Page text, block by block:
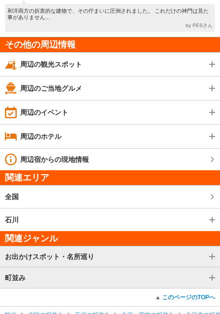
和洋両方の折衷的な建物で、その佇まいに圧倒されました。 これだけの神門は見た
事がありません...
by PESさん
その他の周辺情報
周辺の観光スポット
周辺のご当地グルメ
周辺のイベント
周辺のホテル
周辺宿からの現地情報
関連エリア
全国
石川
関連ジャンル
お出かけスポット・名所巡り
町並み
このページのTOPへ